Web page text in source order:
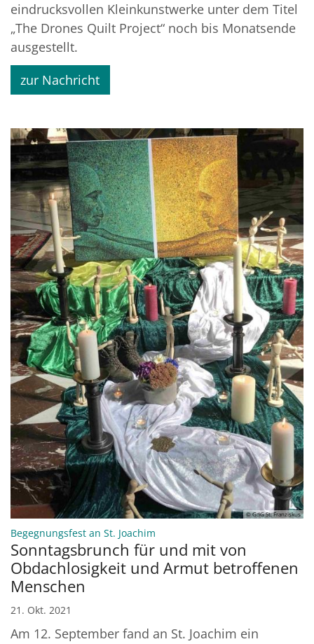
eindrucksvollen Kleinkunstwerke unter dem Titel
„The Drones Quilt Project“ noch bis Monatsende
ausgestellt.
zur Nachricht
© GdG St. Franziskus
Begegnungsfest an St. Joachim
Sonntagsbrunch für und mit von
Obdachlosigkeit und Armut betroffenen
Menschen
21. Okt. 2021
Am 12. September fand an St. Joachim ein